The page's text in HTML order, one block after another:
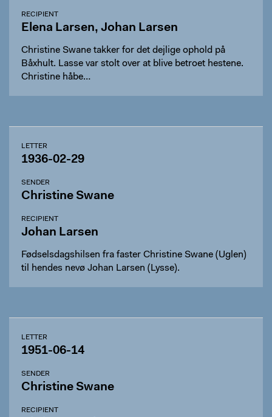
RECIPIENT
Elena Larsen, Johan Larsen
Christine Swane takker for det dejlige ophold på
Båxhult. Lasse var stolt over at blive betroet hestene.
Christine håbe…
LETTER
1936-02-29
SENDER
Christine Swane
RECIPIENT
Johan Larsen
Fødselsdagshilsen fra faster Christine Swane (Uglen)
til hendes nevø Johan Larsen (Lysse).
LETTER
1951-06-14
SENDER
Christine Swane
RECIPIENT